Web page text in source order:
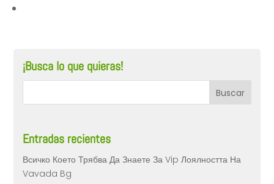
¡Busca lo que quieras!
Entradas recientes
Всичко Което Трябва Да Знаете За Vip Лоялността На
Vavada Bg